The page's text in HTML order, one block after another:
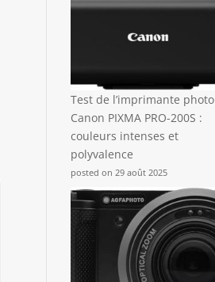
Test de l’imprimante photo
Canon PIXMA PRO-200S :
couleurs intenses et
polyvalence
posted on 29 août 2025